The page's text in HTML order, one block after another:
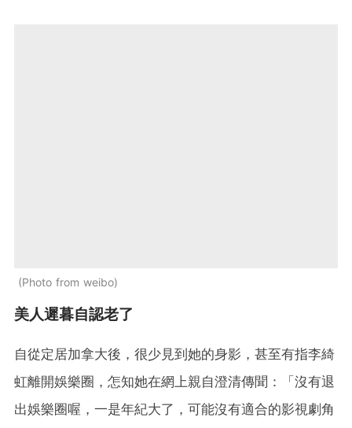
Photo from weibo
美人遲暮自認老了
自從定居加拿大後，很少見到她的身影，甚至有指李綺
虹離開娛樂圈，怎知她在網上親自澄清傳聞：「沒有退
出娛樂圈喔，一是年紀大了，可能沒有適合的影視劇角